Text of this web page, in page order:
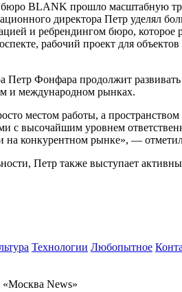
BLANK прошло масштабную
директора Петр уделял
и ребрендингом бюро,
рабочий проект для
Петр Фонфара продолжит
и международном рынках.
местом работы, а
с высочайшим уровнем
на конкурентном рынке», —
Петр также выступает
Технологии Любопытное
News»